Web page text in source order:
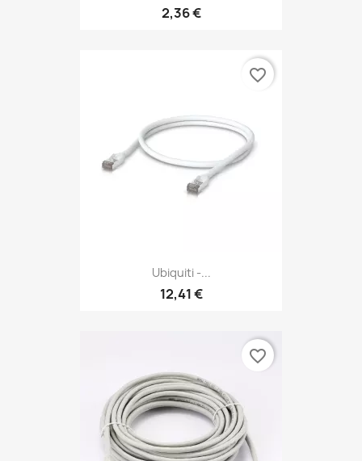
2,36 €
Ubiquiti -...
12,41 €
favorite_border
favorite_border